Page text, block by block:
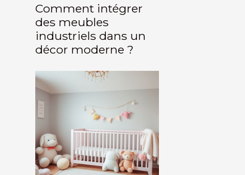
Comment intégrer
des meubles
industriels dans un
décor moderne ?